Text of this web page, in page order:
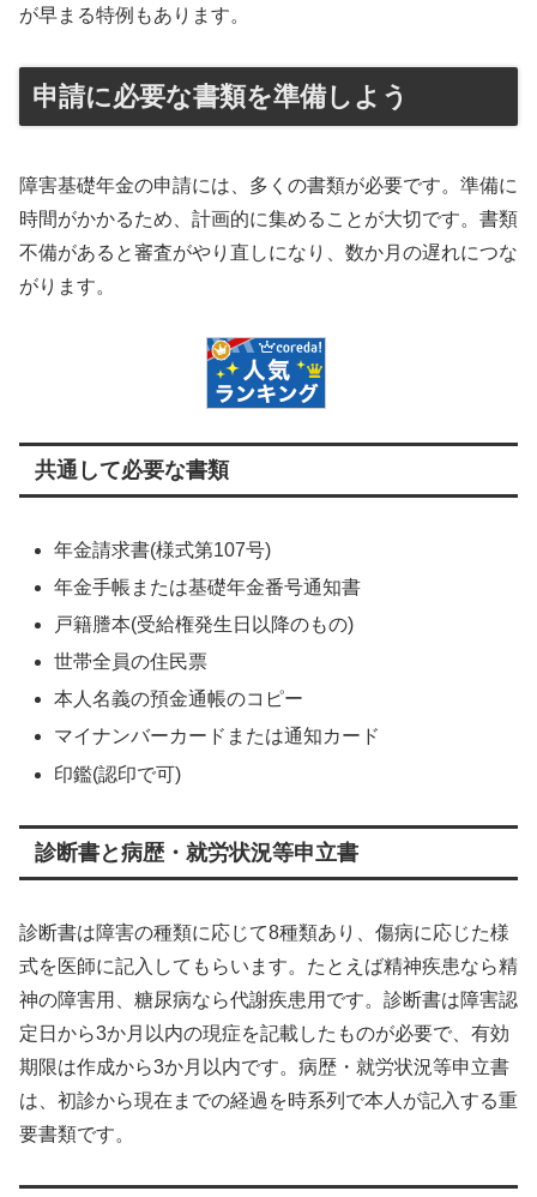
が早まる特例もあります。
申請に必要な書類を準備しよう
障害基礎年金の申請には、多くの書類が必要です。準備に
時間がかかるため、計画的に集めることが大切です。書類
不備があると審査がやり直しになり、数か月の遅れにつな
がります。
共通して必要な書類
年金請求書(様式第107号)
年金手帳または基礎年金番号通知書
戸籍謄本(受給権発生日以降のもの)
世帯全員の住民票
本人名義の預金通帳のコピー
マイナンバーカードまたは通知カード
印鑑(認印で可)
診断書と病歴・就労状況等申立書
診断書は障害の種類に応じて8種類あり、傷病に応じた様
式を医師に記入してもらいます。たとえば精神疾患なら精
神の障害用、糖尿病なら代謝疾患用です。診断書は障害認
定日から3か月以内の現症を記載したものが必要で、有効
期限は作成から3か月以内です。病歴・就労状況等申立書
は、初診から現在までの経過を時系列で本人が記入する重
要書類です。